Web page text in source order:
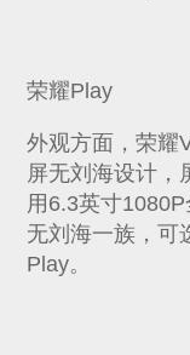
荣耀Play
外观方面，荣耀
屏无刘海设计，
用6.3英寸
无刘海一族，可
Play。